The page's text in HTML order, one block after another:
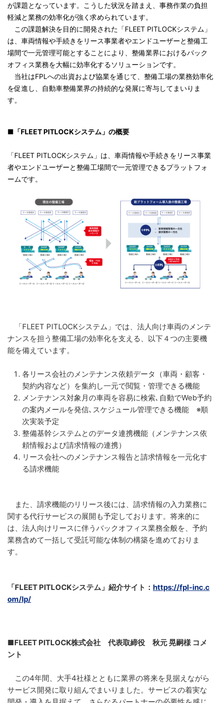
が課題となっています。こうした状況を踏まえ、事務作業の負担
軽減と業務の効率化が強く求められています。
この課題解決を目的に開発された「FLEET PITLOCKシステム」
は、車両情報や手続きをリース事業者やエンドユーザーと整備工
場間で一元管理可能とすることにより、整備業界におけるバック
オフィス業務を大幅に効率化するソリューションです。
当社はFPLへの出資および協業を通じて、整備工場の業務効率化
を促進し、自動車整備業界の持続的な発展に寄与してまいりま
す。
■「FLEET PITLOCKシステム」の概要
「FLEET PITLOCKシステム」は、車両情報や手続きをリース事業
者やエンドユーザーと整備工場間で一元管理できるプラットフォ
ームです。
「FLEET PITLOCKシステム」では、法人向け車両のメンテ
ナンスを担う整備工場の効率化を支える、以下４つの主要機
能を備えています。
各リース会社のメンテナンス依頼データ（車両・顧客・
契約内容など）を集約し一元で閲覧・管理できる機能
メンテナンス対象月の車両を容易に検索､自動でWeb予約
の案内メールを発信､スケジュール管理できる機能 ※順
次実装予定
整備基幹システムとのデータ連携機能（メンテナンス依
頼情報および請求情報の連携）
リース会社へのメンテナンス報告と請求情報を一元化す
る請求機能
また、請求機能のリリース後には、請求情報の入力業務に
関する代行サービスの展開も予定しております。将来的に
は、法人向けリースに伴うバックオフィス業務全般を、予約
業務含めて一括して受託可能な体制の構築を進めておりま
す。
「FLEET PITLOCKシステム」紹介サイト： https://fpl-inc.c
om/lp/
■FLEET PITLOCK株式会社 代表取締役 秋元 晃嗣様 コメ
ント
この4年間、大手4社様とともに業界の将来を見据えながら
サービス開発に取り組んでまいりました。サービスの着実な